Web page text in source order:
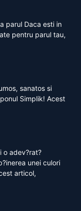
parul Daca esti in
pentru parul tau,
sanatos si
Simplik! Acest
o adev?rat?
unei culori
articol,